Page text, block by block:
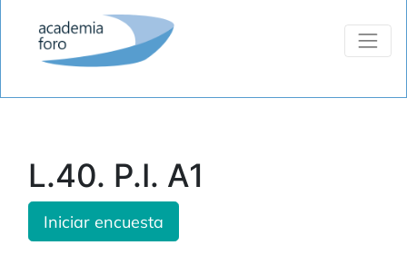
L.40. P.I. A1
Iniciar encuesta